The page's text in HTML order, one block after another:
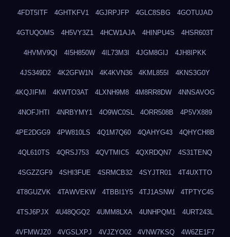
4FDT5ITF 4GHTKFV1 4GJRPJFP 4GLC8SBG 4GOTUJAD
4GTUQOMS 4H5VY3Z1 4HCW1AJA 4HINPU4S 4HSR603T
4HVMV9QI 4I5H850W 4IL73M3I 4JGM8GIJ 4JH8IPKK
4JS349D2 4K2GFW1N 4K4KVN36 4KML855I 4KNS3G0Y
4KQJIFMI 4KWTO3AT 4LXNH9M8 4M8RR8DW 4NNSAVOG
4NOFJHTI 4NRBYMY1 4O9WC0SL 4ORR508B 4P5VX889
4PE2DGG9 4PW810LS 4Q1M7Q60 4QAHYG43 4QHYCH8B
4QL610TS 4QRSJ753 4QVTMIC5 4QXRDQN7 4S31TENQ
4SGZZGF9 4SHI3FUE 4SRMCB32 4SYJTR01 4T4UXTTO
4T8GUZVK 4TAWVEKW 4TBBI1Y5 4TJ1ASNW 4TPTYC45
4TSJ6PJX 4U48QGQ2 4UMM8LXA 4UNHPQM1 4URT243L
4VFMWJZ0 4VGSLXPJ 4VJZYO02 4VNW7KSQ 4W6ZE1F7